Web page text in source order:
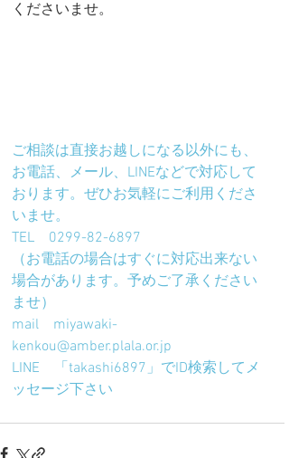
くださいませ。
ご相談は直接お越しになる以外にも、
お電話、メール、LINEなどで対応して
おります。ぜひお気軽にご利用くださ
いませ。
TEL　0299-82-6897
（お電話の場合はすぐに対応出来ない
場合があります。予めご了承ください
ませ）
mail　miyawaki-
kenkou@amber.plala.or.jp
LINE　「takashi6897」でID検索してメ
ッセージ下さい